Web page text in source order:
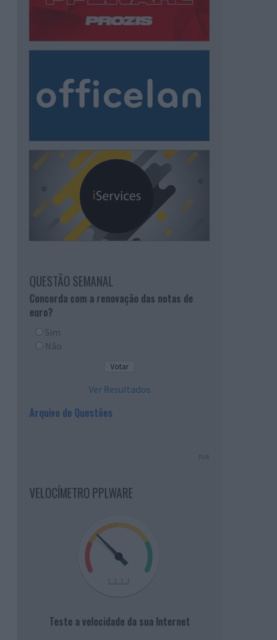
QUESTÃO SEMANAL
Concorda com a renovação das notas de
euro?
Sim
Não
Ver Resultados
Arquivo de Questões
PUB
VELOCÍMETRO PPLWARE
Teste a velocidade da sua Internet